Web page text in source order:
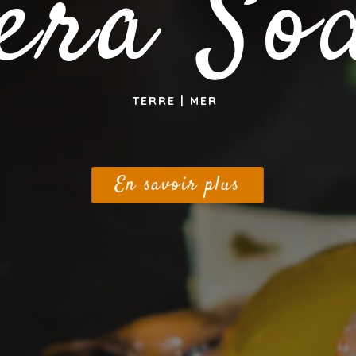
En savoir plus
TERRE | MER